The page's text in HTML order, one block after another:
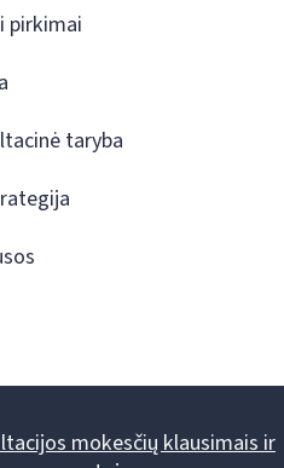
pirkimai
taryba
mokesčių klausimais ir